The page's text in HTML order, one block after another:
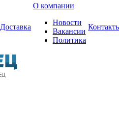
Доставка
О компании
Новости
Вакансии
Политика